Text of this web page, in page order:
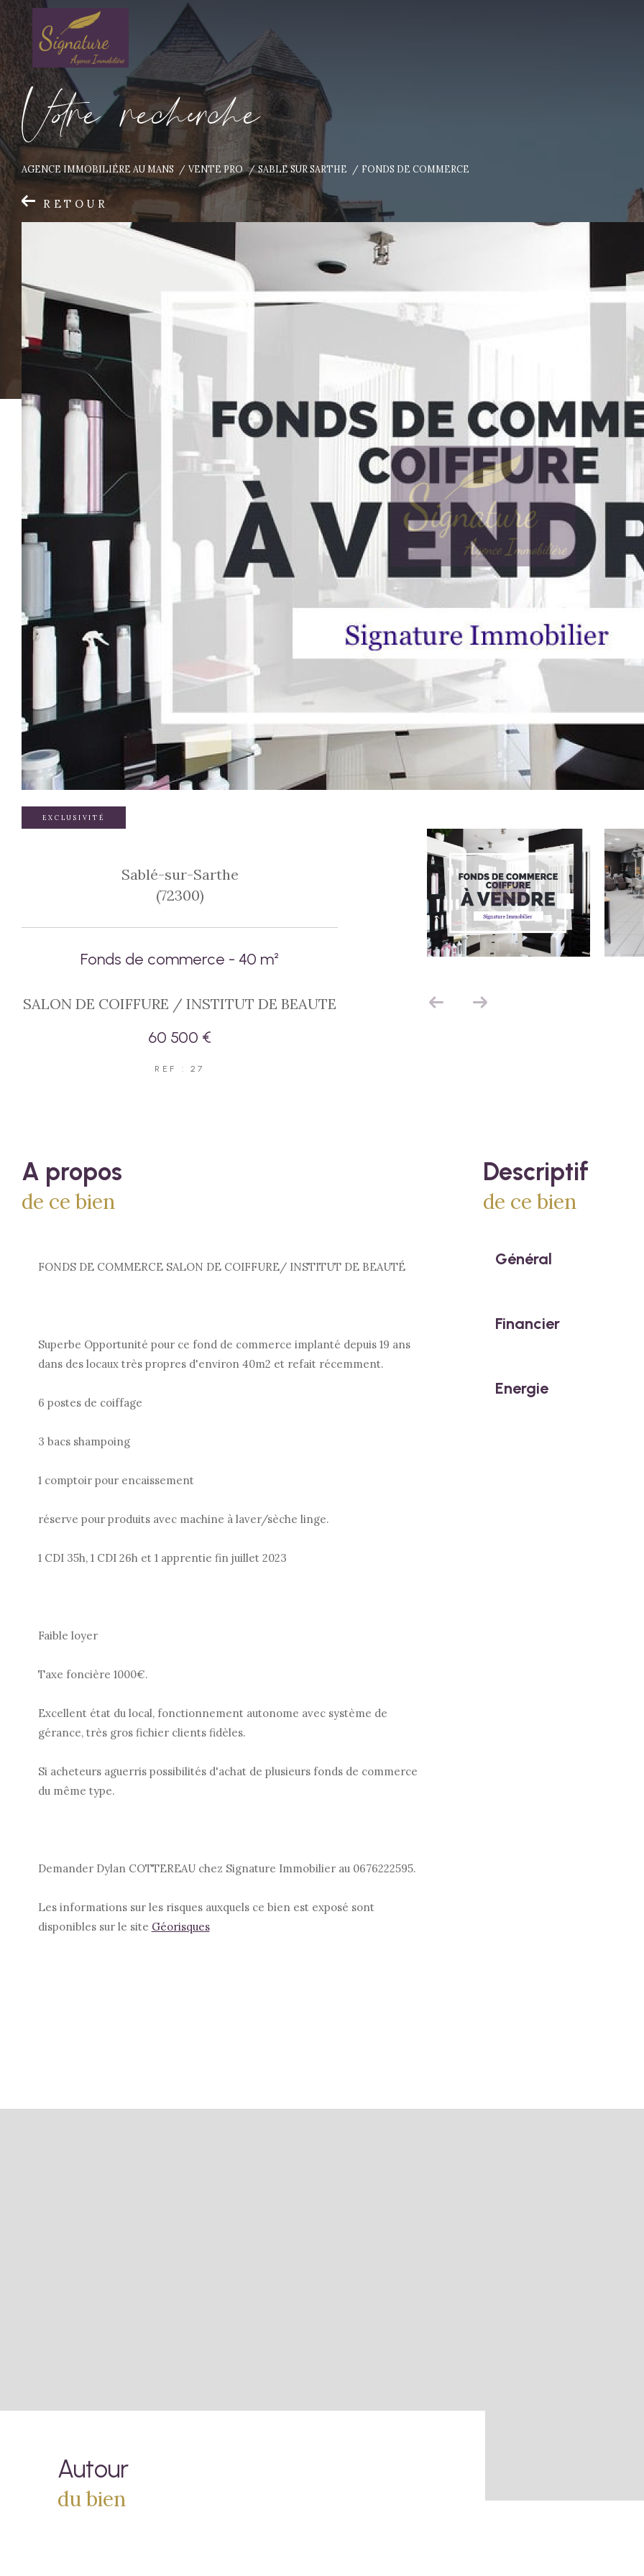
Vore recece
AGENCE IMMOBILIÉRE AU MANS VENTE PRO SABLE SUR SARTHE FONDS DE COMMERCE
RETOUR
EXCLUSIVITÉ
Sablé-sur-Sarthe
(72300)
Fonds de commerce - 40 m²
SALON DE COIFFURE / INSTITUT DE BEAUTE
60 500 €
REF : 27
a propos
de ce bien
FONDS DE COMMERCE SALON DE COIFFURE/ INSTITUT DE BEAUTÉ
Superbe Opportunité pour ce fond de commerce implanté depuis 19 ans
dans des locaux très propres d'environ 40m2 et refait récemment.
6 postes de coiffage
3 bacs shampoing
1 comptoir pour encaissement
réserve pour produits avec machine à laver/sèche linge.
1 CDI 35h, 1 CDI 26h et 1 apprentie fin juillet 2023
Faible loyer
Taxe foncière 1000€.
Excellent état du local, fonctionnement autonome avec système de
gérance, très gros fichier clients fidèles.
Si acheteurs aguerris possibilités d'achat de plusieurs fonds de commerce
du même type.
Demander Dylan COTTEREAU chez Signature Immobilier au 0676222595.
Les informations sur les risques auxquels ce bien est exposé sont
disponibles sur le site Géorisques
descriptif
de ce bien
Général
Financier
Energie
Autour
du bien